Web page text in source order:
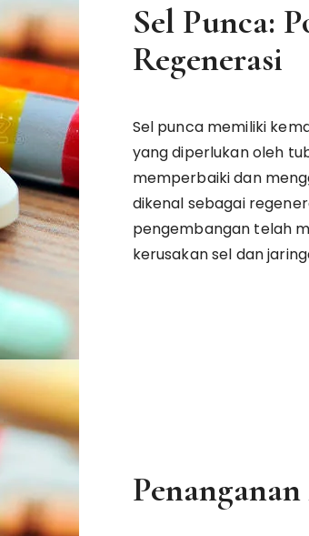
Sel Punca:
Regenerasi
Sel punca memiliki
yang diperlukan oleh
memperbaiki dan
dikenal sebagai
pengembangan telah
kerusakan sel dan